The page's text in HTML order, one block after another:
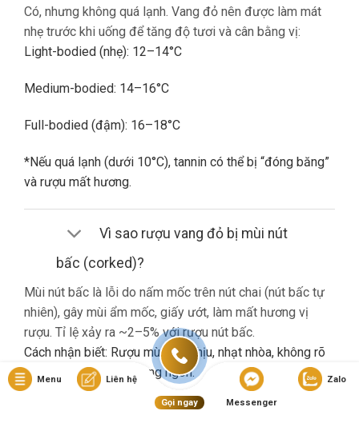
Có, nhưng không quá lạnh. Vang đỏ nên được làm mát
nhẹ trước khi uống để tăng độ tươi và cân bằng vị:
Light-bodied (nhẹ): 12–14°C
Medium-bodied: 14–16°C
Full-bodied (đậm): 16–18°C
*Nếu quá lạnh (dưới 10°C), tannin có thể bị “đóng băng”
và rượu mất hương.
Vì sao rượu vang đỏ bị mùi nút
bấc (corked)?
Mùi nút bấc là lỗi do nấm mốc trên nút chai (nút bấc tự
nhiên), gây mùi ẩm mốc, giấy ướt, làm mất hương vị
rượu. Tỉ lệ xảy ra ~2–5% với rượu nút bấc.
Cách nhận biết: Rượu mùi khó chịu, nhạt nhòa, không rõ
hương trái cây dù là vang ngon.
Nếu gặp lỗi này, bạn nên liên hệ cửa hàng đổi trả (nếu có
Menu Liên hệ
Gọi ngay Messenger
Zalo